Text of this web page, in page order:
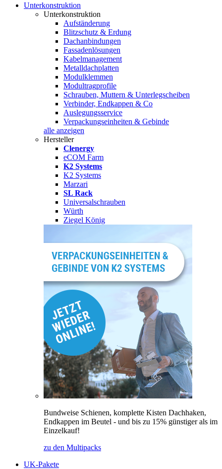
Unterkonstruktion
Unterkonstruktion
Aufständerung
Blitzschutz & Erdung
Dachanbindungen
Fassadenlösungen
Kabelmanagement
Metalldachplatten
Modulklemmen
Modultragprofile
Schrauben, Muttern & Unterlegscheiben
Verbinder, Endkappen & Co
Auslegungsservice
Verpackungseinheiten & Gebinde
alle anzeigen
Hersteller
Clenergy
eCOM Farm
K2 Systems
K2 Systems
Marzari
SL Rack
Universalschrauben
Würth
Ziegel König
Bundweise Schienen, komplette Kisten Dachhaken,
Endkappen im Beutel - und bis zu 15% günstiger als im
Einzelkauf!
zu den Multipacks
UK-Pakete